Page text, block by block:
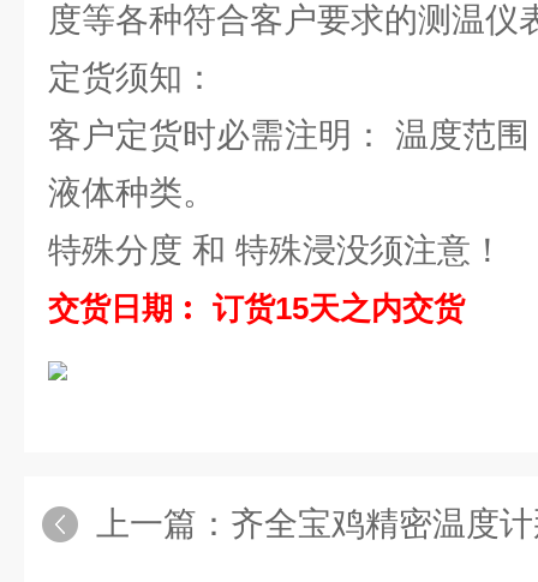
度等各种符合客户要求的测温仪
定货须知：
客户定货时必需注明： 温度范
液体种类。
特殊分度 和 特殊浸没须注意！
交货日期︰ 订货15天之内交货
上一篇： 齐全宝鸡精密温度